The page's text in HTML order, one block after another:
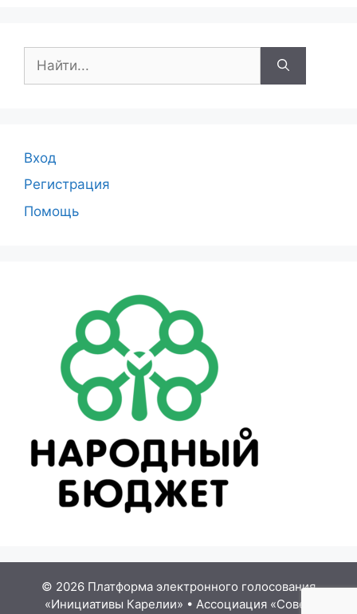
Вход
Регистрация
Помощь
© 2026 Платформа электронного голосования
«Инициативы Карелии» • Ассоциация «Совет